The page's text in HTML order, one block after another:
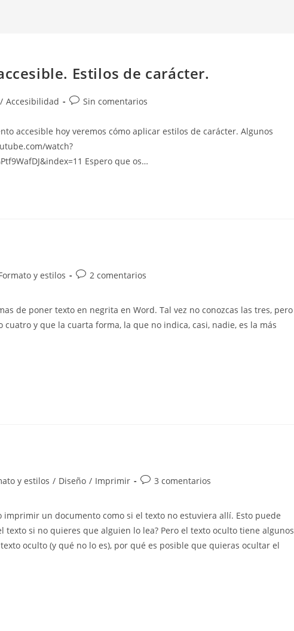
Estilos de carácter.
/ Accesibilidad
Comentarios
entrada:
Sin comentarios
accesible hoy veremos cómo aplicar estilos de carácter. Algunos
watch?
Espero que os…
y estilos
Comentarios
entrada:
2 comentarios
de poner texto en negrita en Word. Tal vez no conozcas las tres, pero
y que la cuarta forma, la que no indica, casi, nadie, es la más
y estilos / Diseño / Imprimir
Comentarios
entrada:
3 comentarios
un documento como si el texto no estuviera allí. Esto puede
si no quieres que alguien lo lea? Pero el texto oculto tiene algunos
oculto (y qué no lo es), por qué es posible que quieras ocultar el